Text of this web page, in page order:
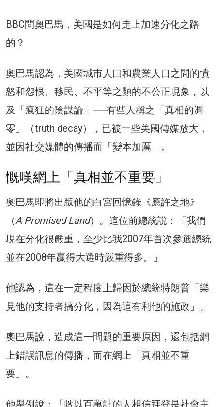
BBC問奧巴馬，美國是如何走上加速分化之路
的？
奧巴馬認為，美國城市人口和農業人口之間的憤
怒和怨恨、移民、不平等之類的不公正現象，以
及「瘋狂的陰謀論」──有些人稱之「真相的凋
零」（truth decay），已被一些美國傳媒放大，
並因社交媒體的傳播而「變本加厲」。
慨嘆網上「真相並不重要」
奧巴馬即將出版他的白宮回憶錄《應許之地》
（A Promised Land）。這位前總統說：「我們
現在分化很嚴重，至少比我2007年首次參選總統
並在2008年贏得大選時嚴重得多。」
他認為，這在一定程度上歸因於總統特朗普「樂
見他的支持者搞分化，因為這有利他的施政」。
奧巴馬說，造成這一問題的重要原因，還包括網
上錯誤訊息的傳播，而在網上「真相並不重
要」。
他舉例說：「數以百萬計的人相信拜登是社會主